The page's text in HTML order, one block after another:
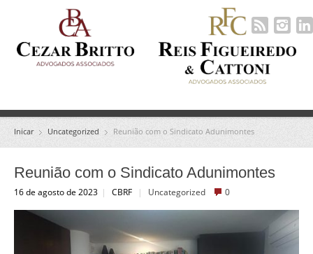
Inicar Uncategorized Reunião com o Sindicato Adunimontes
Reunião com o Sindicato Adunimontes
16 de agosto de 2023 | CBRF | Uncategorized 0